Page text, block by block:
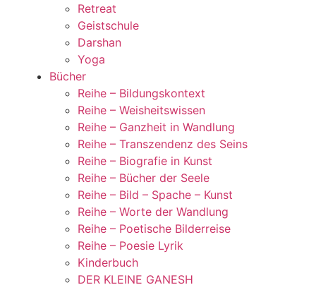
Retreat
Geistschule
Darshan
Yoga
Bücher
Reihe – Bildungskontext
Reihe – Weisheitswissen
Reihe – Ganzheit in Wandlung
Reihe – Transzendenz des Seins
Reihe – Biografie in Kunst
Reihe – Bücher der Seele
Reihe – Bild – Spache – Kunst
Reihe – Worte der Wandlung
Reihe – Poetische Bilderreise
Reihe – Poesie Lyrik
Kinderbuch
DER KLEINE GANESH